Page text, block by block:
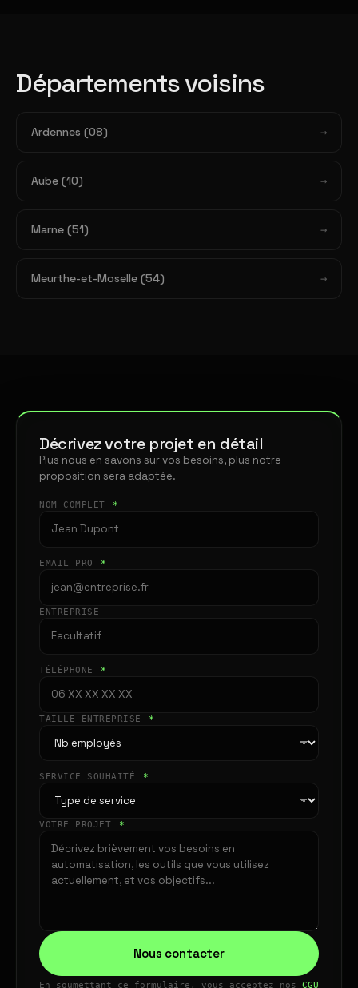
Départements voisins
Ardennes (08)
Aube (10)
Marne (51)
Meurthe-et-Moselle (54)
Décrivez votre projet en détail
Plus nous en savons sur vos besoins, plus notre
proposition sera adaptée.
NOM COMPLET *
EMAIL PRO *
ENTREPRISE
TÉLÉPHONE *
TAILLE ENTREPRISE *
SERVICE SOUHAITÉ *
VOTRE PROJET *
Nous contacter
En soumettant ce formulaire, vous acceptez nos CGU